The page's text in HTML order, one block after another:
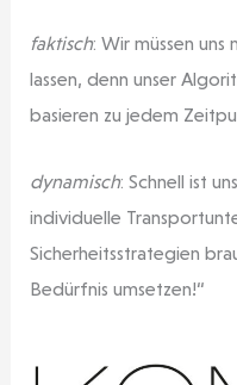
faktisch: Wir müssen
lassen, denn unser
basieren zu jedem
dynamisch: Schnell ist
individuelle
Sicherheitsstrategien
Bedürfnis umsetzen!“